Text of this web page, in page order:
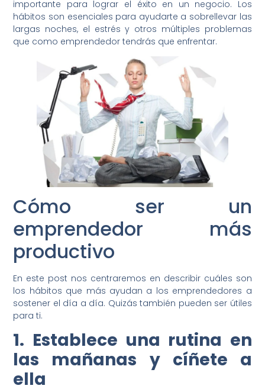
importante para lograr el éxito en un negocio. Los
hábitos son esenciales para ayudarte a sobrellevar las
largas noches, el estrés y otros múltiples problemas
que como emprendedor tendrás que enfrentar.
Cómo ser un
emprendedor más
productivo
En este post nos centraremos en describir cuáles son
los hábitos que más ayudan a los emprendedores a
sostener el día a día. Quizás también pueden ser útiles
para ti.
1. Establece una rutina en
las mañanas y cíñete a
ella